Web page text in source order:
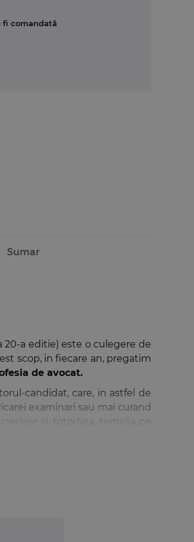
fi comandată
Sumar
20-a editie) este o culegere de
scop, in fiecare an, pregatim
de avocat.
candidat, care, in astfel de
examinari sau mai curand
si, totodata, temelia pe
de definitivat in alte profesii